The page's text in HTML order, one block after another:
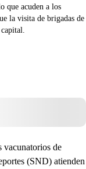
que acuden a los
la visita de brigadas de
de
(SND) atienden